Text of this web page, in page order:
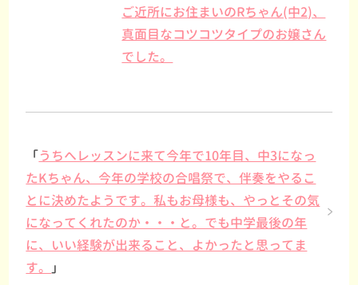
ご近所にお住まいのRちゃん(中2)、
真面目なコツコツタイプのお嬢さん
でした。
「うちへレッスンに来て今年で10年目、中3になっ
たKちゃん、今年の学校の合唱祭で、伴奏をやるこ
とに決めたようです。私もお母様も、やっとその気
になってくれたのか・・・と。でも中学最後の年
に、いい経験が出来ること、よかったと思ってま
す。
」